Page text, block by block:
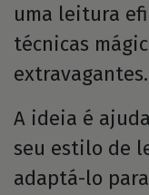
uma leitura
técnicas
extravagantes.
A ideia é
seu estilo de
adaptá-lo